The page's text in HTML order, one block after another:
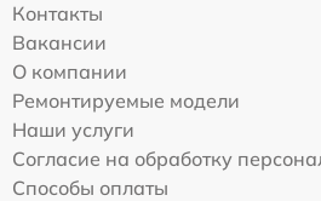
Контакты
Вакансии
О компании
Ремонтируемые модели
Наши услуги
Согласие на обработку
Способы оплаты